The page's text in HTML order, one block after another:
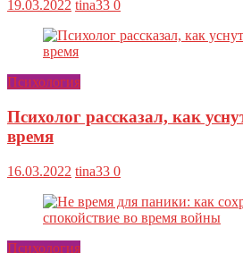
19.03.2022 tina33 0
Психология
Психолог рассказал, как
время
16.03.2022 tina33 0
Психология